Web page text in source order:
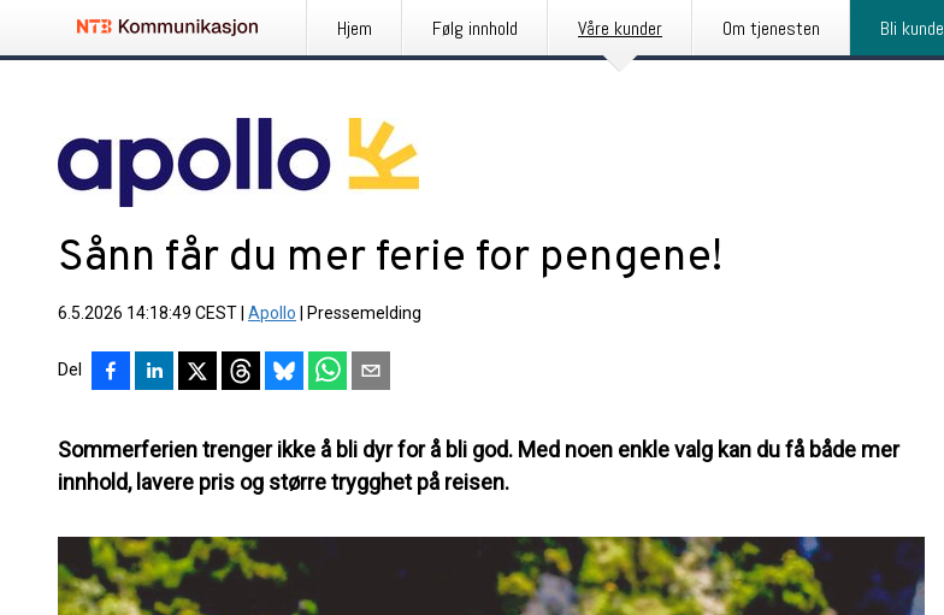
Hjem Følg innhold Våre kunder Om tjenesten Bli kunde
Sånn får du mer ferie for pengene!
6.5.2026 14:18:49 CEST Apollo Pressemelding
Del
Sommerferien trenger ikke å bli dyr for å bli god. Med noen enkle valg kan du få både mer
innhold, lavere pris og større trygghet på reisen.